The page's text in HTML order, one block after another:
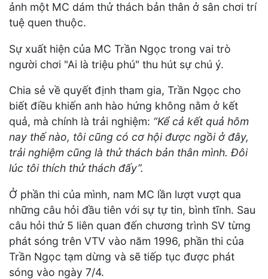
ảnh một MC dám thử thách bản thân ở sân chơi trí
tuệ quen thuộc.
Sự xuất hiện của MC Trần Ngọc trong vai trò
người chơi "Ai là triệu phú" thu hút sự chú ý.
Chia sẻ về quyết định tham gia, Trần Ngọc cho
biết điều khiến anh hào hứng không nằm ở kết
quả, mà chính là trải nghiệm: “Kể cả kết quả hôm
nay thế nào, tôi cũng có cơ hội được ngồi ở đây,
trải nghiệm cũng là thử thách bản thân mình. Đôi
lúc tôi thích thử thách đấy”.
Ở phần thi của mình, nam MC lần lượt vượt qua
những câu hỏi đầu tiên với sự tự tin, bình tĩnh. Sau
câu hỏi thứ 5 liên quan đến chương trình SV từng
phát sóng trên VTV vào năm 1996, phần thi của
Trần Ngọc tạm dừng và sẽ tiếp tục được phát
sóng vào ngày 7/4.